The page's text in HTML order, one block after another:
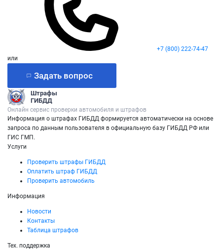
+7 (800) 222-74-47
или
Задать вопрос
Штрафы
ГИБДД
Онлайн сервис проверки автомобиля и штрафов
Информация о штрафах ГИБДД формируется автоматически на основе
запроса по данным пользователя в официальную базу ГИБДД РФ или
ГИС ГМП.
Услуги
Проверить штрафы ГИБДД
Оплатить штраф ГИБДД
Проверить автомобиль
Информация
Новости
Контакты
Таблица штрафов
Тех. поддержка